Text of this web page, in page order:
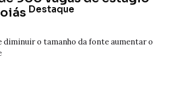
Destaque
diminuir o tamanho da fonteaumentar o